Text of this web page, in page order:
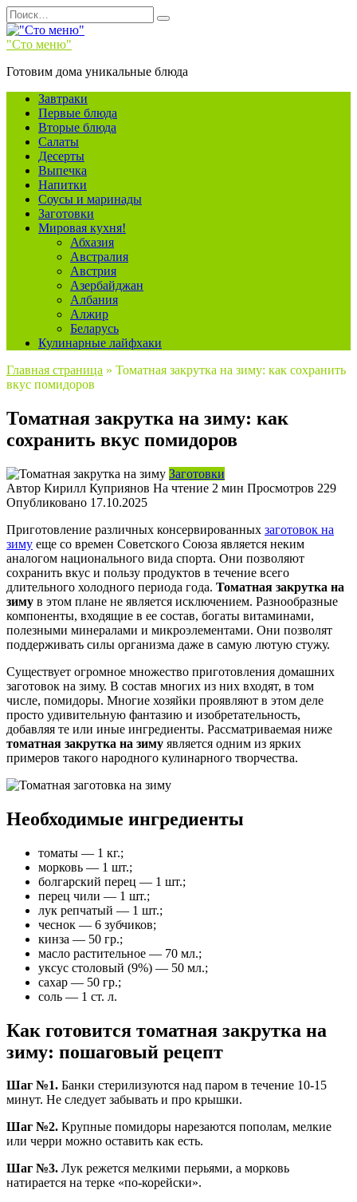
Перейти
к
содержанию
Search
for:
"Сто меню"
Готовим дома уникальные блюда
Завтраки
Первые блюда
Вторые блюда
Салаты
Десерты
Выпечка
Напитки
Соусы и маринады
Заготовки
Мировая кухня!
Абхазия
Австралия
Австрия
Азербайджан
Албания
Алжир
Беларусь
Кулинарные лайфхаки
Главная страница » Томатная закрутка на зиму: как сохранить
вкус помидоров
Томатная закрутка на зиму: как
сохранить вкус помидоров
Заготовки
Автор Кирилл Куприянов На чтение 2 мин Просмотров 229
Опубликовано 17.10.2025
Приготовление различных консервированных заготовок на
зиму еще со времен Советского Союза является неким
аналогом национального вида спорта. Они позволяют
сохранить вкус и пользу продуктов в течение всего
длительного холодного периода года. Томатная закрутка на
зиму в этом плане не является исключением. Разнообразные
компоненты, входящие в ее состав, богаты витаминами,
полезными минералами и микроэлементами. Они позволят
поддерживать силы организма даже в самую лютую стужу.
Существует огромное множество приготовления домашних
заготовок на зиму. В состав многих из них входят, в том
числе, помидоры. Многие хозяйки проявляют в этом деле
просто удивительную фантазию и изобретательность,
добавляя те или иные ингредиенты. Рассматриваемая ниже
томатная закрутка на зиму является одним из ярких
примеров такого народного кулинарного творчества.
Необходимые ингредиенты
томаты — 1 кг.;
морковь — 1 шт.;
болгарский перец — 1 шт.;
перец чили — 1 шт.;
лук репчатый — 1 шт.;
чеснок — 6 зубчиков;
кинза — 50 гр.;
масло растительное — 70 мл.;
уксус столовый (9%) — 50 мл.;
сахар — 50 гр.;
соль — 1 ст. л.
Как готовится томатная закрутка на
зиму: пошаговый рецепт
Шаг №1. Банки стерилизуются над паром в течение 10-15
минут. Не следует забывать и про крышки.
Шаг №2. Крупные помидоры нарезаются пополам, мелкие
или черри можно оставить как есть.
Шаг №3. Лук режется мелкими перьями, а морковь
натирается на терке «по-корейски».